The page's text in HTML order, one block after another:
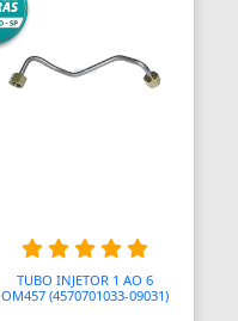
TUBO INJETOR 1 AO 6
OM457 (4570701033-09031)